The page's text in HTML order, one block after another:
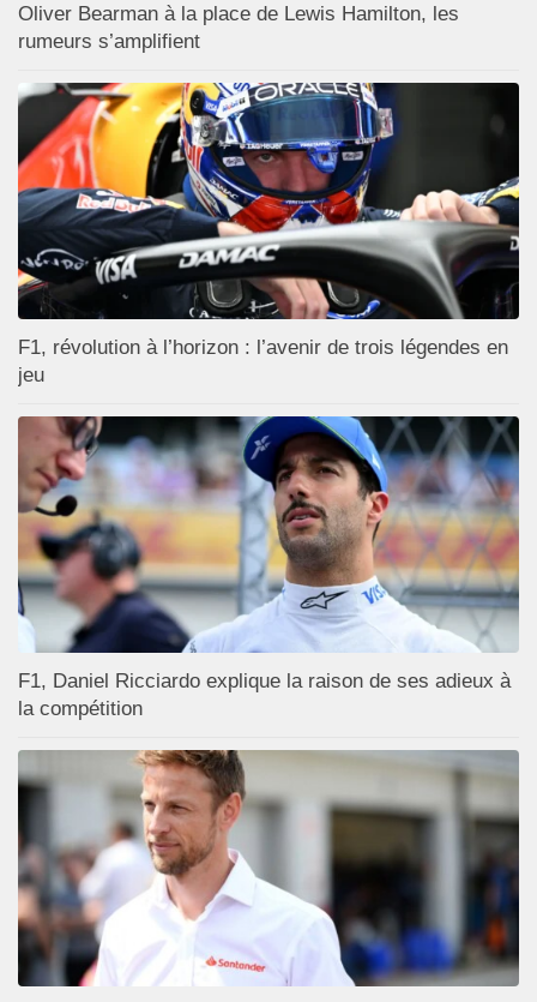
Oliver Bearman à la place de Lewis Hamilton, les
rumeurs s’amplifient
F1, révolution à l’horizon : l’avenir de trois légendes en
jeu
F1, Daniel Ricciardo explique la raison de ses adieux à
la compétition